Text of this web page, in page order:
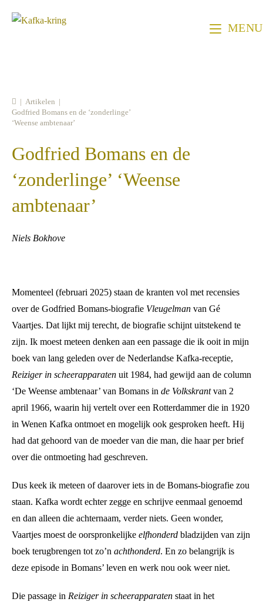
naar
MENU
Godfried Bomans en de
‘zonderlinge’ ‘Weense
ambtenaar’
| Artikelen |
Godfried Bomans en de ‘zonderlinge’
‘Weense ambtenaar’
Niels Bokhove
Momenteel (februari 2025) staan de kranten vol met recensies
over de Godfried Bomans-biografie Vleugelman van Gé
Vaartjes. Dat lijkt mij terecht, de biografie schijnt uitstekend te
zijn. Ik moest meteen denken aan een passage die ik ooit in mijn
boek van lang geleden over de Nederlandse Kafka-receptie,
Reiziger in scheerapparaten uit 1984, had gewijd aan de column
‘De Weense ambtenaar’ van Bomans in de Volkskrantvan 2
april 1966, waarin hij vertelt over een Rotterdammer die in 1920
in Wenen Kafka ontmoet en mogelijk ook gesproken heeft. Hij
had dat gehoord van de moeder van die man, die haar per brief
over die ontmoeting had geschreven.
Dus keek ik meteen of daarover iets in de Bomans-biografie zou
staan. Kafka wordt echter zegge en schrijve eenmaal genoemd
en dan alleen die achternaam, verder niets. Geen wonder,
Vaartjes moest de oorspronkelijke elfhonderd bladzijden van zijn
boek terugbrengen tot zo’n achthonderd. En zo belangrijk is
deze episode in Bomans’ leven en werk nou ook weer niet.
Die passage in Reiziger in scheerapparaten staat in het